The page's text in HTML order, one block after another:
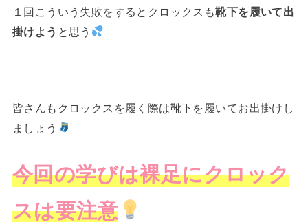
１回こういう失敗をするとクロックスも靴下を履いて出
掛けよう と思う
皆さんもクロックスを履く際は靴下を履いてお出掛けし
ましょう
今回の学びは裸足にクロック
スは要注意